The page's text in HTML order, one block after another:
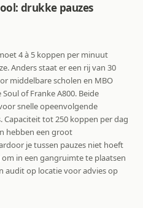
drukke pauzes
4 à 5 koppen per minuut
Anders staat er een rij van 30
middelbare scholen en MBO
of Franke A800. Beide
snelle opeenvolgende
tot 250 koppen per dag
hebben een groot
je tussen pauzes niet hoeft
in een gangruimte te plaatsen
audit op locatie voor advies op